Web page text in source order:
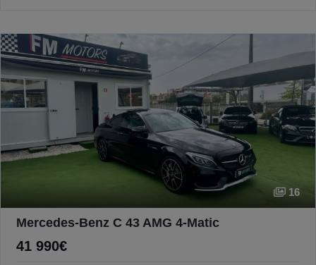
16
Mercedes-Benz C 43 AMG 4-Matic
41 990€